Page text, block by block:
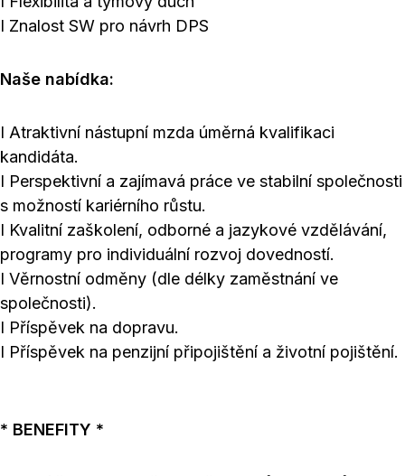
I Znalost SW pro návrh DPS
Naše nabídka:
I Atraktivní nástupní mzda úměrná kvalifikaci
kandidáta.
I Perspektivní a zajímavá práce ve stabilní společnosti
s možností kariérního růstu.
I Kvalitní zaškolení, odborné a jazykové vzdělávání,
programy pro individuální rozvoj dovedností.
I Věrnostní odměny (dle délky zaměstnání ve
společnosti).
I Příspěvek na dopravu.
I Příspěvek na penzijní připojištění a životní pojištění.
* BENEFITY *